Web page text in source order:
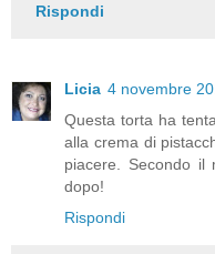
Rispondi
Licia 4 novembre
Questa torta ha
alla crema di
piacere. Secondo
dopo!
Rispondi